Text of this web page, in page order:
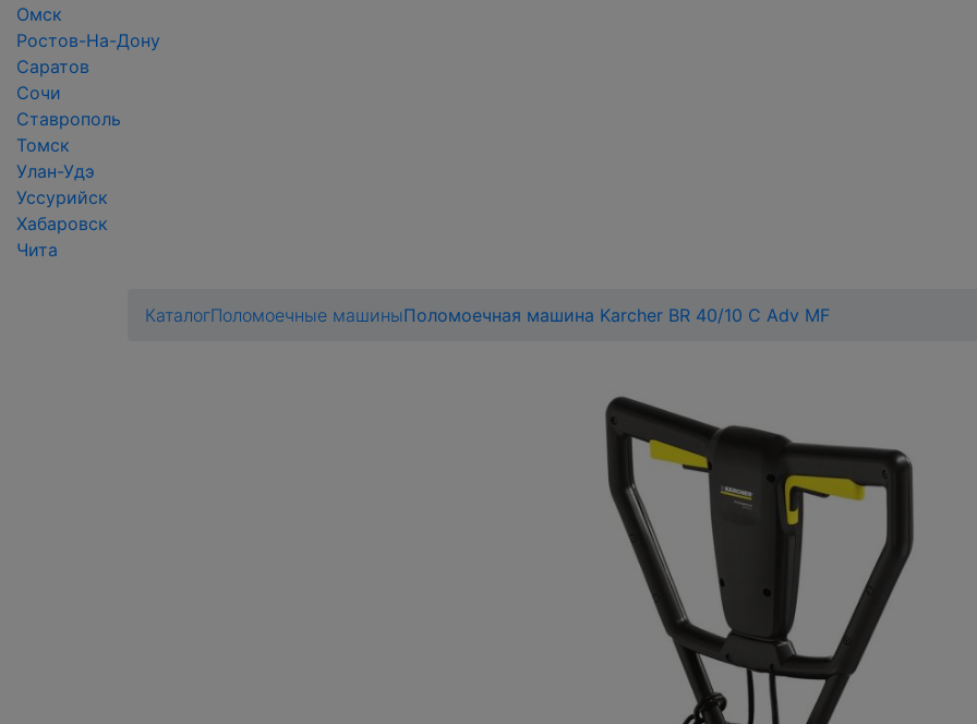
Омск
Ростов-На-Дону
Саратов
Сочи
Ставрополь
Томск
Улан-Удэ
Уссурийск
Хабаровск
Чита
КаталогПоломоечные машиныПоломоечная машина Karcher BR 40/10 C Adv MF